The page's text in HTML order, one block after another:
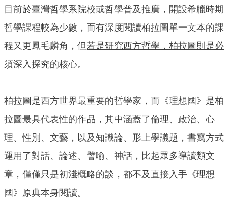
目前於臺灣哲學系院校或哲學普及推廣，開設希臘時期
哲學課程較為少數，而有深度閱讀柏拉圖單一文本的課
程又更鳳毛麟角，但若是研究西方哲學，柏拉圖則是必
須深入探究的核心。
柏拉圖是西方世界最重要的哲學家，而《理想國》是柏
拉圖最具代表性的作品，其中涵蓋了倫理、政治、心
理、性別、文藝，以及知識論、形上學議題，書寫方式
運用了對話、論述、譬喻、神話，比起眾多導讀類文
章，僅僅只是初淺概略的談，都不及直接入手《理想
國》原典本身閱讀。